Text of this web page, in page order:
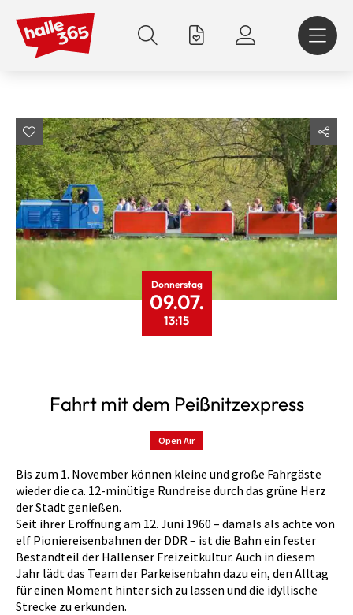
zum
Inhalt
Donnerstag
09.07.
13:15
Fahrt mit dem Peißnitzexpress
Open Air
Bis zum 1. November können kleine und große Fahrgäste
wieder die ca. 12-minütige Rundreise durch das grüne Herz
der Stadt genießen.
​Seit ihrer Eröffnung am 12. Juni 1960 – damals als achte von
elf Pioniereisenbahnen der DDR – ist die Bahn ein fester
Bestandteil der Hallenser Freizeitkultur. Auch in diesem
Jahr lädt das Team der Parkeisenbahn dazu ein, den Alltag
für einen Moment hinter sich zu lassen und die idyllische
Strecke zu erkunden.